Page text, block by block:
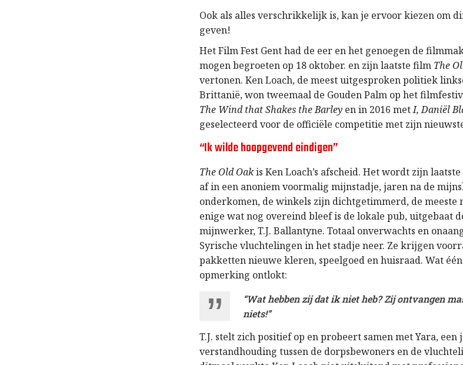
Ook als alles verschrikkelijk is, kan je ervoor kiezen om
geven!
Het Film Fest Gent had de eer en het genoegen de
mogen begroeten op 18 oktober. en zijn laatste film The
vertonen. Ken Loach, de meest uitgesproken politiek
Brittanië, won tweemaal de Gouden Palm op het
The Wind that Shakes the Barley en in 2016 metI, Daniël
geselecteerd voor de officiële competitie met zijn
“Ik wilde hoopgevend eindigen”
The Old Oakis Ken Loach’s afscheid. Het wordt zijn
af in een anoniem voormalig mijnstadje, jaren na de
onderkomen, de winkels zijn dichtgetimmerd, de meeste
enige wat nog overeind bleef is de lokale pub, uitgebaat
mijnwerker, T.J. Ballantyne. Totaal onverwachts en
Syrische vluchtelingen in het stadje neer. Ze krijgen
pakketten nieuwe kleren, speelgoed en huisraad. Wat
opmerking ontlokt:
“Wat hebben zij dat ik niet heb? Zij ontvangen
niets!”
T.J. stelt zich positief op en probeert samen met Yara,
verstandhouding tussen de dorpsbewoners en de